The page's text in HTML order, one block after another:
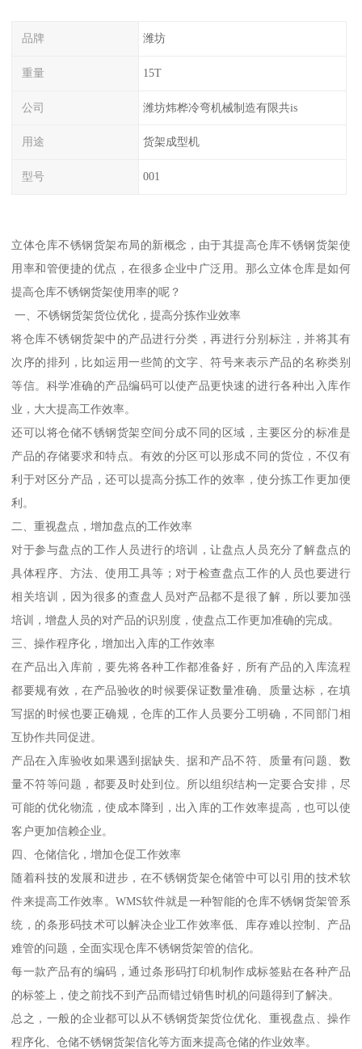
品牌 潍坊
重量 15T
公司 潍坊炜桦冷弯机械制造有限共is
用途 货架成型机
型号 001
立体仓库不锈钢货架布局的新概念，由于其提高仓库不锈钢货架使
用率和管便捷的优点，在很多企业中广泛用。那么立体仓库是如何
提高仓库不锈钢货架使用率的呢？
一、不锈钢货架货位优化，提高分拣作业效率
将仓库不锈钢货架中的产品进行分类，再进行分别标注，并将其有
次序的排列，比如运用一些简的文字、符号来表示产品的名称类别
等信。科学准确的产品编码可以使产品更快速的进行各种出入库作
业，大大提高工作效率。
还可以将仓储不锈钢货架空间分成不同的区域，主要区分的标准是
产品的存储要求和特点。有效的分区可以形成不同的货位，不仅有
利于对区分产品，还可以提高分拣工作的效率，使分拣工作更加便
利。
二、重视盘点，增加盘点的工作效率
对于参与盘点的工作人员进行的培训，让盘点人员充分了解盘点的
具体程序、方法、使用工具等；对于检查盘点工作的人员也要进行
相关培训，因为很多的查盘人员对产品都不是很了解，所以要加强
培训，增盘人员的对产品的识别度，使盘点工作更加准确的完成。
三、操作程序化，增加出入库的工作效率
在产品出入库前，要先将各种工作都准备好，所有产品的入库流程
都要规有效，在产品验收的时候要保证数量准确、质量达标，在填
写据的时候也要正确规，仓库的工作人员要分工明确，不同部门相
互协作共同促进。
产品在入库验收如果遇到据缺失、据和产品不符、质量有问题、数
量不符等问题，都要及时处到位。所以组织结构一定要合安排，尽
可能的优化物流，使成本降到，出入库的工作效率提高，也可以使
客户更加信赖企业。
四、仓储信化，增加仓促工作效率
随着科技的发展和进步，在不锈钢货架仓储管中可以引用的技术软
件来提高工作效率。WMS软件就是一种智能的仓库不锈钢货架管系
统，的条形码技术可以解决企业工作效率低、库存难以控制、产品
难管的问题，全面实现仓库不锈钢货架管的信化。
每一款产品有的编码，通过条形码打印机制作成标签贴在各种产品
的标签上，使之前找不到产品而错过销售时机的问题得到了解决。
总之，一般的企业都可以从不锈钢货架货位优化、重视盘点、操作
程序化、仓储不锈钢货架信化等方面来提高仓储的作业效率。